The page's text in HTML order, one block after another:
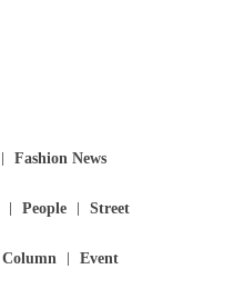
Fashion News
People Street
Column Event